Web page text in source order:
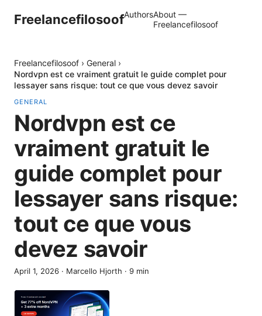
FreelancefilosoofAuthorsAbout —
Freelancefilosoof
Freelancefilosoof › General ›
Nordvpn est ce vraiment gratuit le guide complet pour
lessayer sans risque: tout ce que vous devez savoir
GENERAL
Nordvpn est ce
vraiment gratuit le
guide complet pour
lessayer sans risque:
tout ce que vous
devez savoir
April 1, 2026 · Marcello Hjorth · 9 min